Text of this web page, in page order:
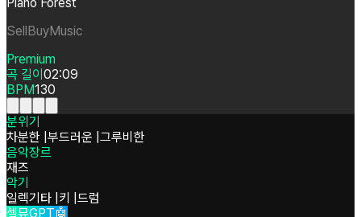
SellBuyMusic
Premium
곡 길이 02:09
BPM130
분위기
차분한 부드러운 그루비한
음악장르
재즈
악기
일렉기타 키 드럼
셀뮤GPT🤖